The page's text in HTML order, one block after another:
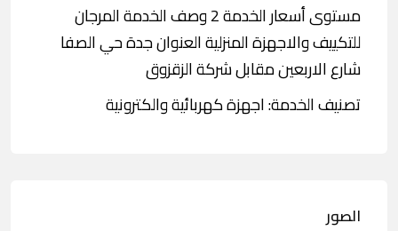
مستوى أسعار الخدمة 2 وصف الخدمة المرجان
للتكييف والاجهزة المنزلية العنوان جدة حي الصفا
شارع الاربعين مقابل شركة الزقزوق
تصنيف الخدمة: اجهزة كهربائية والكترونية
الصور